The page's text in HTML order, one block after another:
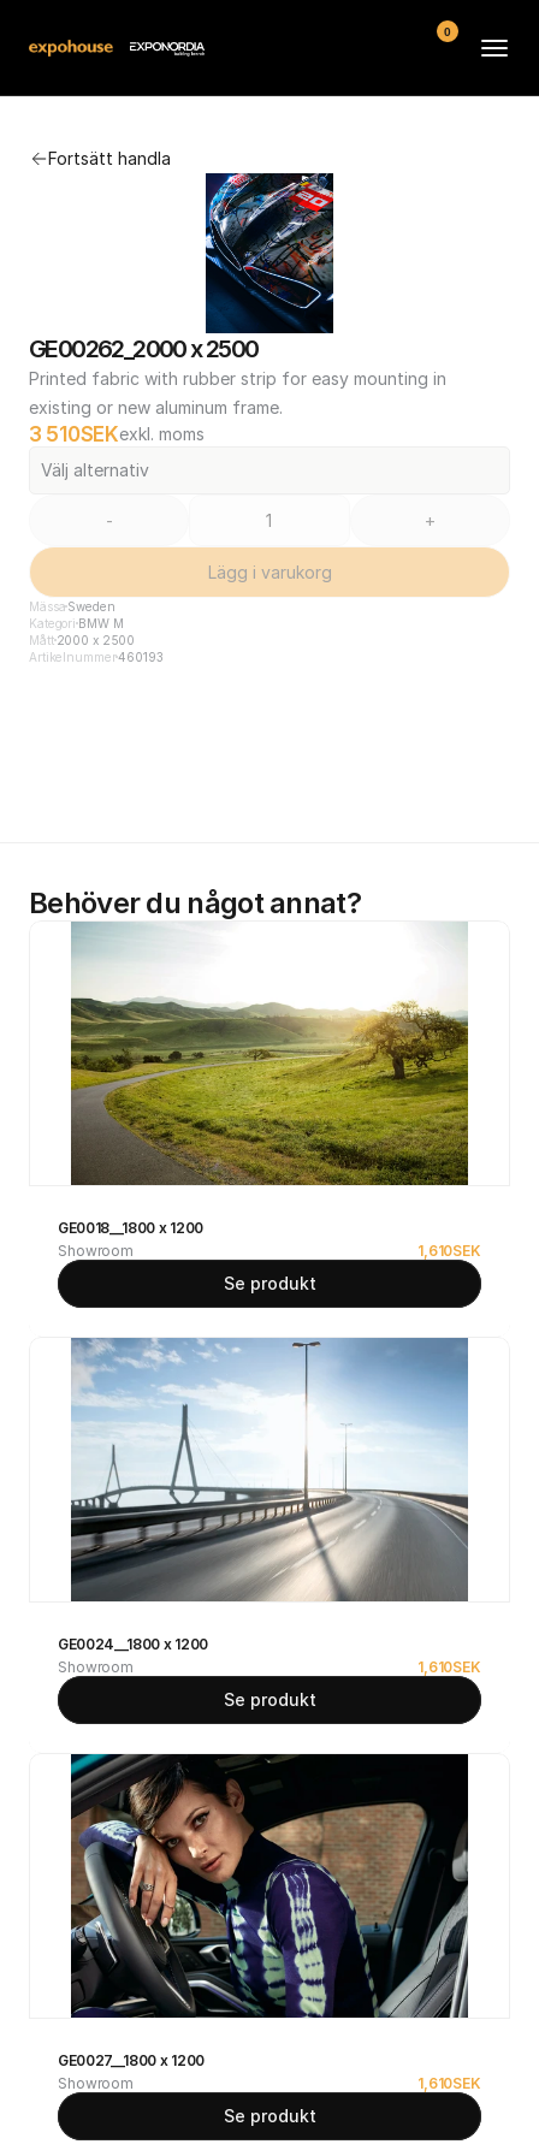
Fortsätt handla
GE00262_2000 x 2500
Printed fabric with rubber strip for easy mounting in
existing or new aluminum frame.
3 510SEKexkl. moms
Välj alternativ
- +
Lägg i varukorg
Mässa Sweden
Kategori BMW M
Mått2000 x 2500
Artikelnummer460193
Behöver du något annat?
GE0018__1800 x 1200
Showroom
1,610SEK
Se produkt
GE0024__1800 x 1200
Showroom
1,610SEK
Se produkt
GE0027__1800 x 1200
Showroom
1,610SEK
Se produkt
Kontakt
Köpvillkor
0